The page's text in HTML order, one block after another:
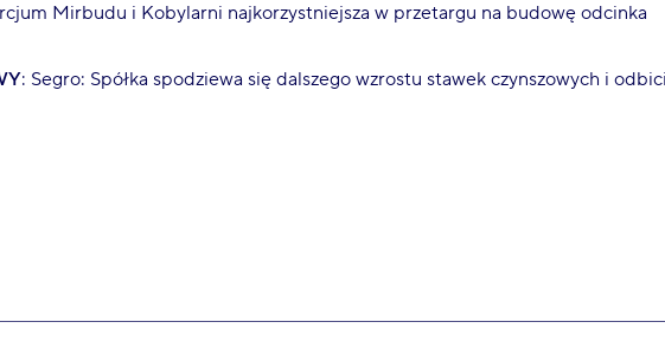
Mirbudu i Kobylarni najkorzystniejsza w przetargu na budowę odcinka
: Segro: Spółka spodziewa się dalszego wzrostu stawek czynszowych i